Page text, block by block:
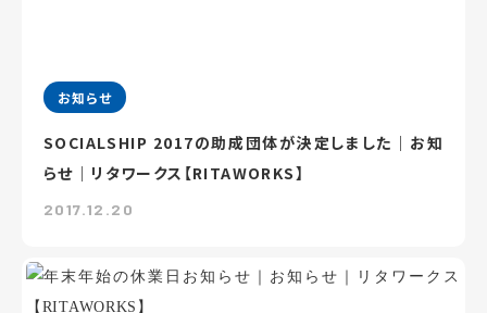
お知らせ
SOCIALSHIP 2017の助成団体が決定しました｜お知
らせ｜リタワークス【RITAWORKS】
2017.12.20